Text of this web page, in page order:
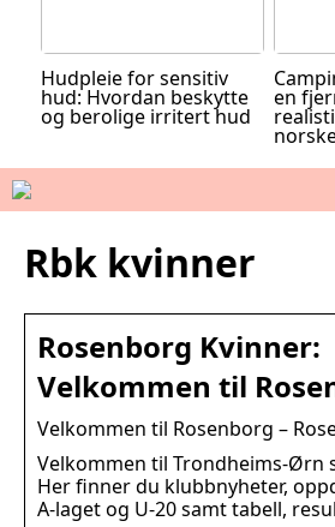
Hudpleie for sensitiv
hud: Hvordan beskytte
og berolige irritert hud
en
Rbk kvinner
Rosenborg Kvinner:
Velkommen til
Velkommen til Rosenborg –
Velkommen til Trondheims-Ørn
Her finner du klubbnyheter,
A-laget og U-20 samt tabell,